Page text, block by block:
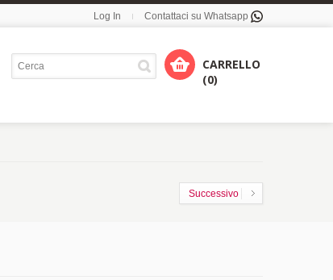
Log In Contattaci su Whatsapp
CARRELLO
(0)
Successivo